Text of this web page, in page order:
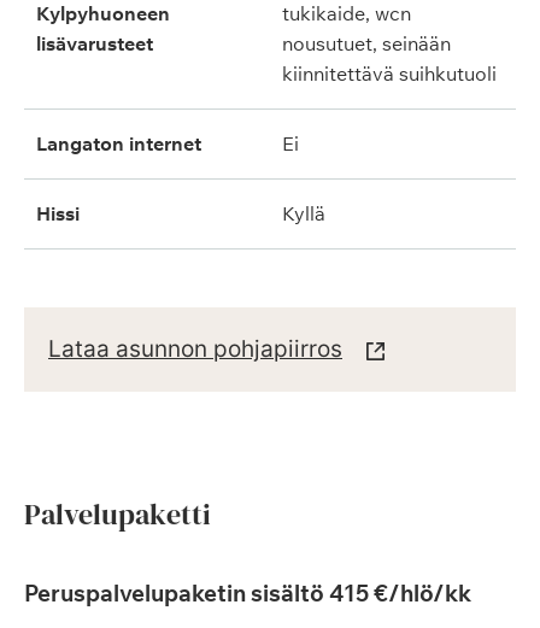
kylpyhuoneen
lisävarusteet
tukikaide, wcn
nousutuet, seinään
kiinnitettävä suihkutuoli
langaton internet ei
hissi kyllä
Lataa asunnon pohjapiirros
Palvelupaketti
Peruspalvelupaketin sisältö 415 €/hlö/kk